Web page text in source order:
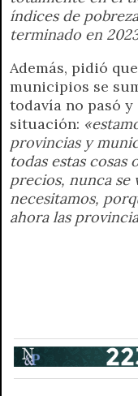
índices de
terminado en
Además, pidió
municipios se
todavía no pasó
situación:
provincias y
todas estas cosas
precios, nunca se
necesitamos,
ahora las